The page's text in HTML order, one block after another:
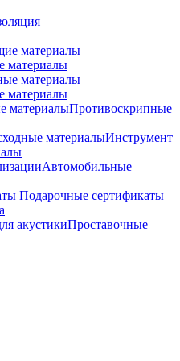
материалы
материалы
Противоскрипные
Инструмент
Автомобильные
Подарочные сертификаты
Проставочные